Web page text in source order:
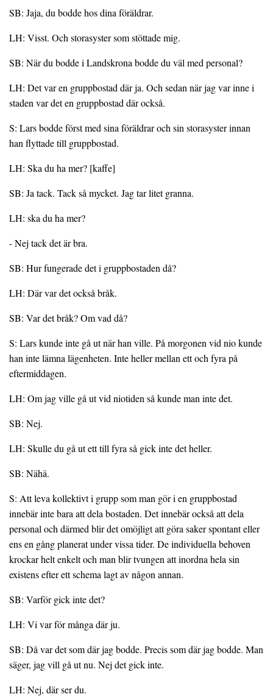
SB: Jaja, du bodde hos dina föräldrar.
LH: Visst. Och storasyster som stöttade mig.
SB: När du bodde i Landskrona bodde du väl med personal?
LH: Det var en gruppbostad där ja. Och sedan när jag var inne i
staden var det en gruppbostad där också.
S: Lars bodde först med sina föräldrar och sin storasyster innan
han flyttade till gruppbostad.
LH: Ska du ha mer? [kaffe]
SB: Ja tack. Tack så mycket. Jag tar litet granna.
LH: ska du ha mer?
- Nej tack det är bra.
SB: Hur fungerade det i gruppbostaden då?
LH: Där var det också bråk.
SB: Var det bråk? Om vad då?
S: Lars kunde inte gå ut när han ville. På morgonen vid nio kunde
han inte lämna lägenheten. Inte heller mellan ett och fyra på
eftermiddagen.
LH: Om jag ville gå ut vid niotiden så kunde man inte det.
SB: Nej.
LH: Skulle du gå ut ett till fyra så gick inte det heller.
SB: Nähä.
S: Att leva kollektivt i grupp som man gör i en gruppbostad
innebär inte bara att dela bostaden. Det innebär också att dela
personal och därmed blir det omöjligt att göra saker spontant eller
ens en gång planerat under vissa tider. De individuella behoven
krockar helt enkelt och man blir tvungen att inordna hela sin
existens efter ett schema lagt av någon annan.
SB: Varför gick inte det?
LH: Vi var för många där ju.
SB: Då var det som där jag bodde. Precis som där jag bodde. Man
säger, jag vill gå ut nu. Nej det gick inte.
LH: Nej, där ser du.